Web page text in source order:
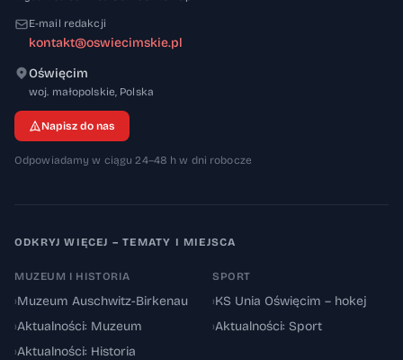
E-mail redakcji
kontakt@oswiecimskie.pl
Oświęcim
woj. małopolskie, 32-600
Polska
Napisz do nas
Odpowiadamy w ciągu 24–48 h w dni robocze
ODKRYJ WIĘCEJ – TEMATY I MIEJSCA
MUZEUM I HISTORIA
›Muzeum Auschwitz-Birkenau
›Aktualności: Muzeum
›Aktualności: Historia
SPORT
›KS Unia Oświęcim – hokej
›Aktualności: Sport